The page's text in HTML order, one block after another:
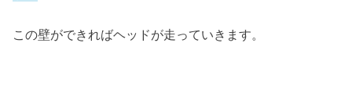
この壁ができればヘッドが走っていきます。